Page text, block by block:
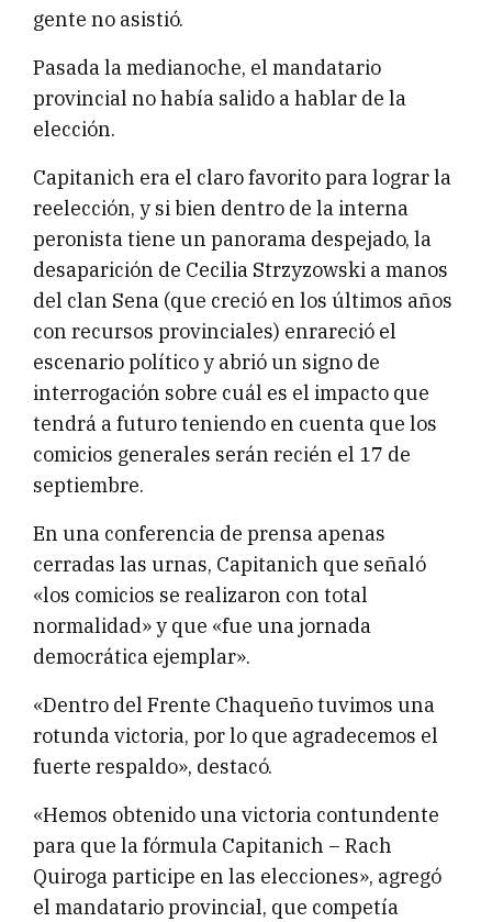
gente no asistió.
Pasada la medianoche, el mandatario
provincial no había salido a hablar de la
elección.
Capitanich era el claro favorito para lograr la
reelección, y si bien dentro de la interna
peronista tiene un panorama despejado, la
desaparición de Cecilia Strzyzowski a manos
del clan Sena (que creció en los últimos años
con recursos provinciales) enrareció el
escenario político y abrió un signo de
interrogación sobre cuál es el impacto que
tendrá a futuro teniendo en cuenta que los
comicios generales serán recién el 17 de
septiembre.
En una conferencia de prensa apenas
cerradas las urnas, Capitanich que señaló
«los comicios se realizaron con total
normalidad» y que «fue una jornada
democrática ejemplar».
«Dentro del Frente Chaqueño tuvimos una
rotunda victoria, por lo que agradecemos el
fuerte respaldo», destacó.
«Hemos obtenido una victoria contundente
para que la fórmula Capitanich – Rach
Quiroga participe en las elecciones», agregó
el mandatario provincial, que competía